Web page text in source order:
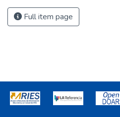
Full item page